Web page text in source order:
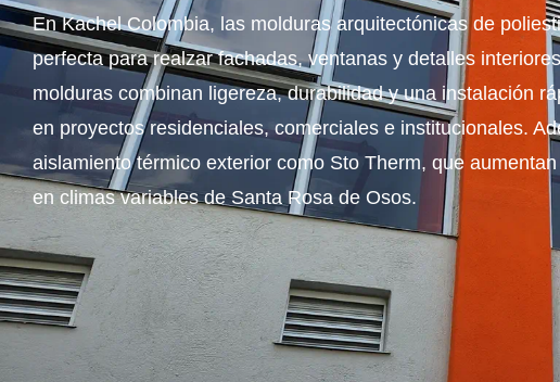
En Kachel Colombia, las molduras arquitectónicas de
perfecta para realzar fachadas, ventanas y detalles
molduras combinan ligereza, durabilidad y una instalación
en proyectos residenciales, comerciales e institucionales.
aislamiento térmico exterior como Sto Therm, que
en climas variables de Santa Rosa de Osos.